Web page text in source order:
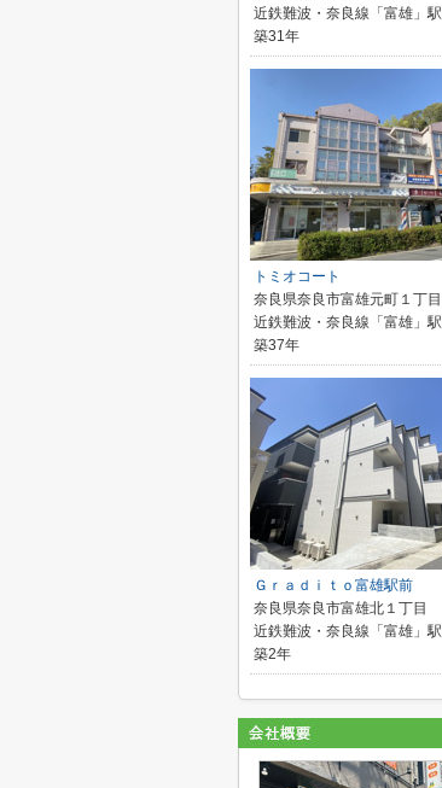
近鉄難波・奈良線「富雄」
築31年
トミオコート
奈良県奈良市富雄元町１丁目
近鉄難波・奈良線「富雄」
築37年
Ｇｒａｄｉｔｏ富雄駅前
奈良県奈良市富雄北１丁目
近鉄難波・奈良線「富雄」
築2年